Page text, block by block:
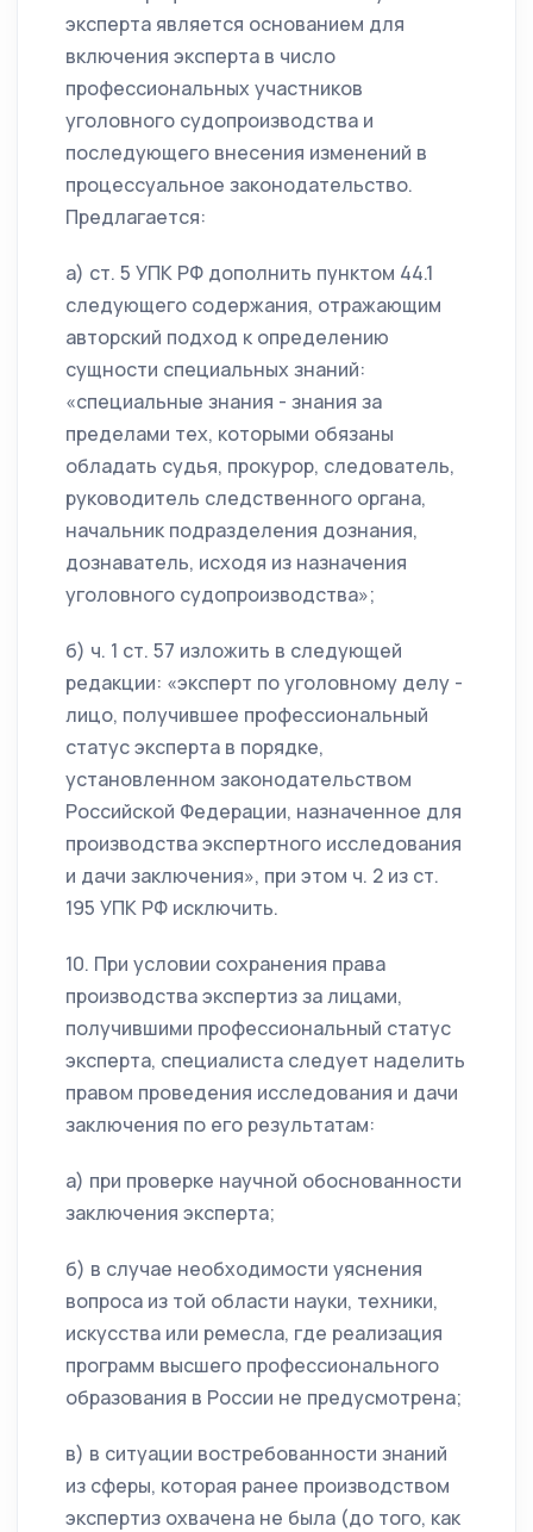
эксперта является основанием для
включения эксперта в число
профессиональных участников
уголовного судопроизводства и
последующего внесения изменений в
процессуальное законодательство.
Предлагается:
а) ст. 5 УПК РФ дополнить пунктом 44.1
следующего содержания, отражающим
авторский подход к определению
сущности специальных знаний:
«специальные знания - знания за
пределами тех, которыми обязаны
обладать судья, прокурор, следователь,
руководитель следственного органа,
начальник подразделения дознания,
дознаватель, исходя из назначения
уголовного судопроизводства»;
б) ч. 1 ст. 57 изложить в следующей
редакции: «эксперт по уголовному делу -
лицо, получившее профессиональный
статус эксперта в порядке,
установленном законодательством
Российской Федерации, назначенное для
производства экспертного исследования
и дачи заключения», при этом ч. 2 из ст.
195 УПК РФ исключить.
10. При условии сохранения права
производства экспертиз за лицами,
получившими профессиональный статус
эксперта, специалиста следует наделить
правом проведения исследования и дачи
заключения по его результатам:
а) при проверке научной обоснованности
заключения эксперта;
б) в случае необходимости уяснения
вопроса из той области науки, техники,
искусства или ремесла, где реализация
программ высшего профессионального
образования в России не предусмотрена;
в) в ситуации востребованности знаний
из сферы, которая ранее производством
экспертиз охвачена не была (до того, как